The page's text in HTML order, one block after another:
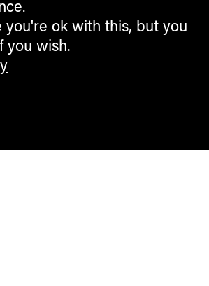
you're ok with this, but you
you wish.